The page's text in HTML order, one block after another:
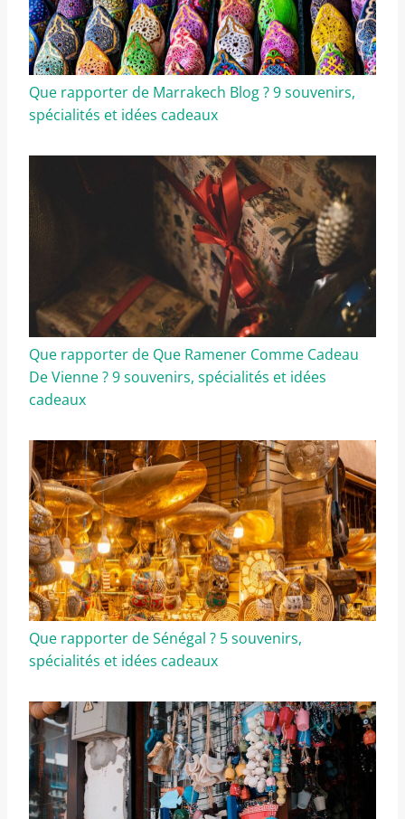
Que rapporter de Marrakech Blog ? 9 souvenirs,
spécialités et idées cadeaux
Que rapporter de Que Ramener Comme Cadeau
De Vienne ? 9 souvenirs, spécialités et idées
cadeaux
Que rapporter de Sénégal ? 5 souvenirs,
spécialités et idées cadeaux